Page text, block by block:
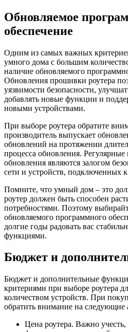
Обновляемое
обеспечение
Одним из самых важных
умного дома с большим
наличие обновляемого
Обновления прошивки роутера
уязвимости безопасности,
добавлять новые функции и
новыми устройствами.
При выборе роутера обратите
производитель выпускает
обновлений на протяжении
процесса обновления.
обновления являются залогом
сети и устройств, подключенных
Помните, что умный дом – это
роутер должен быть способен
потребностями. Поэтому
обновляемого программного
долгие годы радовать вас
функциями.
Бюджет и
Бюджет и дополнительные
критериями при выборе роутера
количеством устройств. При
обратить внимание на следующие
Цена роутера. Важно учесть,